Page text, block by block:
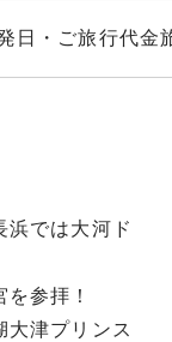
日・ご旅行代金
浜では大河ド
参拝！
大津プリンス